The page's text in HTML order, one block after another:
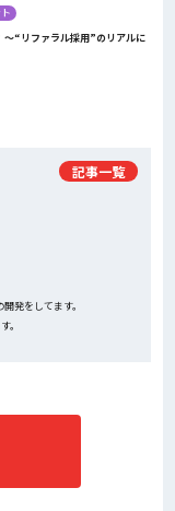
～“リファラル採用”のリアルに
発をしてます。
。
記事一覧